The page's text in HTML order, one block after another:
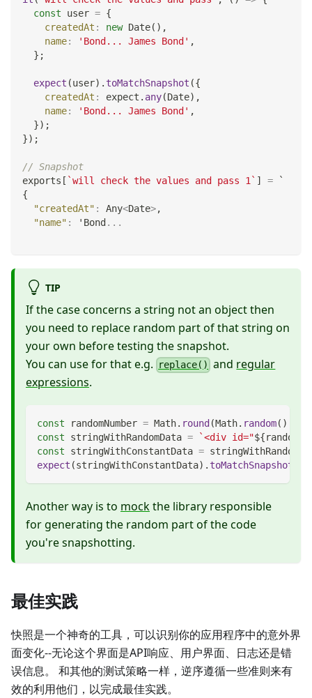
const user = {
createdAt : new Date( ) ,
name: 'Bond... James Bond' ,
} ;
expect (user) . toMatchSnapshot ({
createdAt : expect . any(Date) ,
name: 'Bond... James Bond' ,
}) ;
}) ;
// Snapshot
exports [ `will check the values and pass 1 ` ] = `
{
"createdAt" : Any<Date>,
"name" : ' Bond ...
TIP
If the case concerns a string not an object then
you need to replace random part of that string on
your own before testing the snapshot.
You can use for that e.g.
replace() and regular
expressions.
const randomNumber = Math. round (Math. random( )
const stringWithRandomData = `<div id="${
const stringWithConstantData =
expect (stringWithConstantData) . toMatchSnapshot
Another way is to mockthe library responsible
for generating the random part of the code
you're snapshotting.
最佳实践
快照是一个神奇的工具，可以识别你的应用程序中的意外界
面变化--无论这个界面是API响应、用户界面、日志还是错
误信息。 和其他的测试策略一样，逆序遵循一些准则来有
效的利用他们，以完成最佳实践。